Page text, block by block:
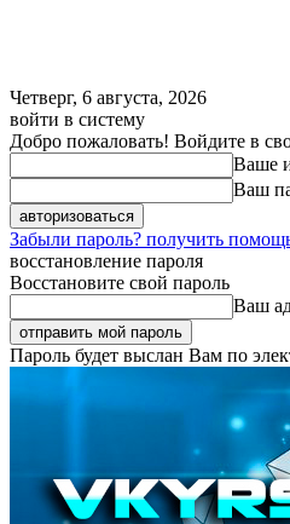
Четверг, 6 августа, 2026
войти в систему
Добро пожаловать! Войдите в
Ваше
Ваш
Забыли пароль? получить
восстановление пароля
Восстановите свой пароль
Ваш
Пароль будет выслан Вам по